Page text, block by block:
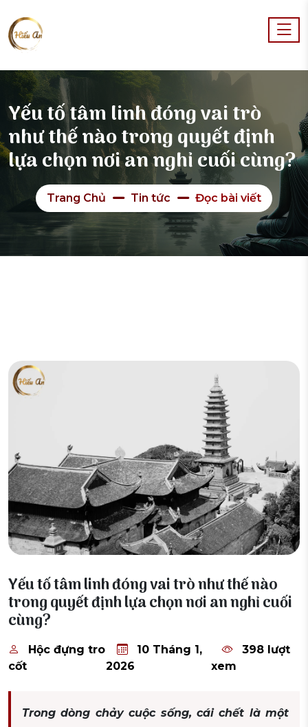
Yếu tố tâm linh đóng vai trò
như thế nào trong quyết định
lựa chọn nơi an nghỉ cuối cùng?
Trang Chủ Tin tức Đọc bài viết
Yếu tố tâm linh đóng vai trò như thế nào
trong quyết định lựa chọn nơi an nghỉ cuối
cùng?
Hộc đựng tro
cốt
10 Tháng 1,
2026
398 lượt
xem
Trong dòng chảy cuộc sống, cái chết là một